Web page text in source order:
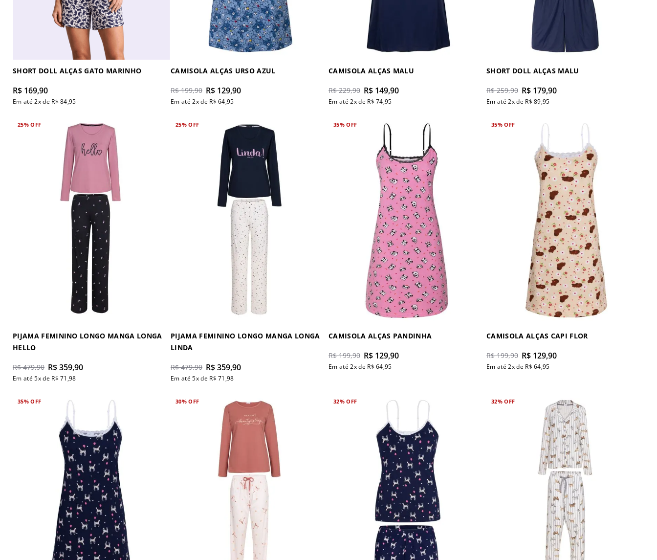
SHORT DOLL ALÇAS GATO MARINHO
R$ 169,90
Em até2x de R$ 84,95
CAMISOLA ALÇAS URSO AZUL
R$ 199,90 R$ 129,90
Em até2x de R$ 64,95
CAMISOLA ALÇAS MALU
R$ 229,90 R$ 149,90
Em até2x de R$ 74,95
SHORT DOLL ALÇAS MALU
R$ 259,90 R$ 179,90
Em até2x de R$ 89,95
25%OFF
PIJAMA FEMININO LONGO MANGA LONGA
HELLO
R$ 479,90 R$359,90
Em até5x de R$ 71 ,98
25%OFF
PIJAMA FEMININO LONGO MANGA LONGA
LINDA
R$ 479,90 R$359,90
Em até5x de R$ 71 ,98
35%OFF
CAMISOLA ALÇAS PANDINHA
R$ 199,90 R$ 129,90
Em até2x de R$ 64,95
35%OFF
CAMISOLA ALÇAS CAPI FLOR
R$ 199,90 R$ 129,90
Em até2x de R$ 64,95
35%OFF 30%OFF 32%OFF 32%OFF